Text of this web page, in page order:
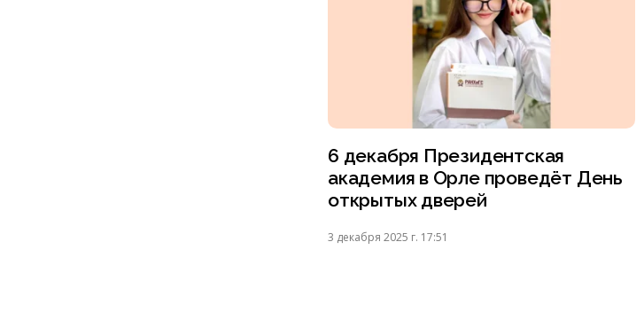
6 декабря Президентская
академия в Орле проведёт День
открытых дверей
3 декабря 2025 г. 17:51